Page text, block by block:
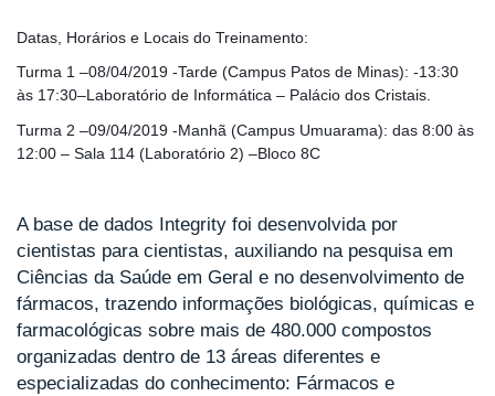
Datas, Horários e Locais do Treinamento:
Turma 1 –08/04/2019 -Tarde (Campus Patos de Minas): -13:30
às 17:30–Laboratório de Informática – Palácio dos Cristais.
Turma 2 –09/04/2019 -Manhã (Campus Umuarama): das 8:00 às
12:00 – Sala 114 (Laboratório 2) –Bloco 8C
A base de dados Integrity foi desenvolvida por
cientistas para cientistas, auxiliando na pesquisa em
Ciências da Saúde em Geral e no desenvolvimento de
fármacos, trazendo informações biológicas, químicas e
farmacológicas sobre mais de 480.000 compostos
organizadas dentro de 13 áreas diferentes e
especializadas do conhecimento: Fármacos e